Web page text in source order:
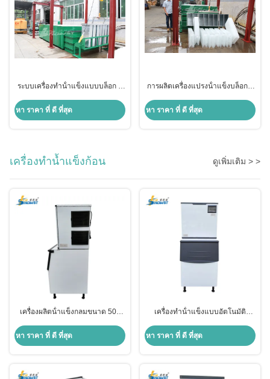
ระบบเครื่องทําน้ําแข็งแบบบล็อก 5
เลส
หา ราคา ที่ ดี ที่สุด
การผลิตเครื่องแปรงน้ําแข็งบล็อก 2
หา ราคา ที่ ดี ที่สุด
เครื่องทำน้ำแข็งก้อน ดูเพิ่มเติม > >
เครื่องผลิตน้ําแข็งกลมขนาด 500
ทะเล
หา ราคา ที่ ดี ที่สุด
เครื่องทําน้ําแข็งแบบอัตโนมัติ
กิโลกรัม
หา ราคา ที่ ดี ที่สุด